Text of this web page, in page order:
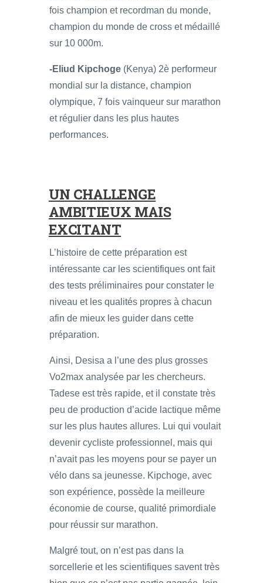
fois champion et recordman du monde,
champion du monde de cross et médaillé
sur 10 000m.
-Eliud Kipchoge (Kenya) 2è performeur
mondial sur la distance, champion
olympique, 7 fois vainqueur sur marathon
et régulier dans les plus hautes
performances.
UN CHALLENGE
AMBITIEUX MAIS
EXCITANT
L’histoire de cette préparation est
intéressante car les scientifiques ont fait
des tests préliminaires pour constater le
niveau et les qualités propres à chacun
afin de mieux les guider dans cette
préparation.
Ainsi, Desisa a l’une des plus grosses
Vo2max analysée par les chercheurs.
Tadese est très rapide, et il constate très
peu de production d’acide lactique même
sur les plus hautes allures. Lui qui voulait
devenir cycliste professionnel, mais qui
n’avait pas les moyens pour se payer un
vélo dans sa jeunesse. Kipchoge, avec
son expérience, possède la meilleure
économie de course, qualité primordiale
pour réussir sur marathon.
Malgré tout, on n’est pas dans la
sorcellerie et les scientifiques savent très